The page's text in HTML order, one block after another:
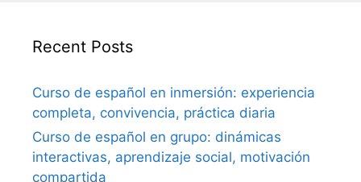
Recent Posts
Curso de español en inmersión: experiencia
completa, convivencia, práctica diaria
Curso de español en grupo: dinámicas
interactivas, aprendizaje social, motivación
compartida